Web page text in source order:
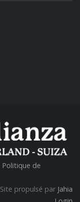
Politique de
Site propulsé par Jahia